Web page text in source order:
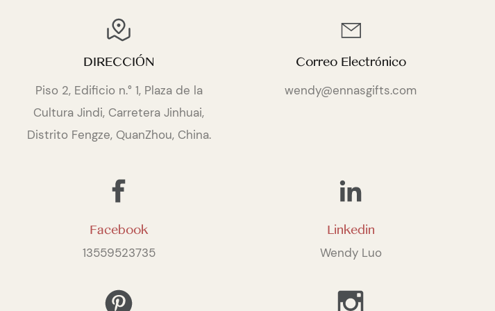
DIRECCIÓN
Piso 2, Edificio n.° 1, Plaza de la
Cultura Jindi, Carretera Jinhuai,
Distrito Fengze, QuanZhou, China.
Correo Electrónico
wendy@ennasgifts.com
Facebook
13559523735
Linkedin
Wendy Luo